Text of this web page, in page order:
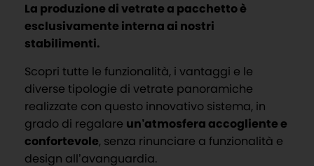
La produzione di vetrate a pacchetto è
esclusivamente interna ai nostri
stabilimenti.
Scopri tutte le funzionalità, i vantaggi e le
diverse tipologie di vetrate panoramiche
realizzate con questo innovativo sistema, in
grado di regalare un’atmosfera accogliente e
confortevole, senza rinunciare a funzionalità e
design all’avanguardia.